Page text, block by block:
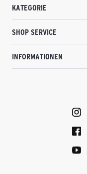
KATEGORIE
SHOP SERVICE
INFORMATIONEN